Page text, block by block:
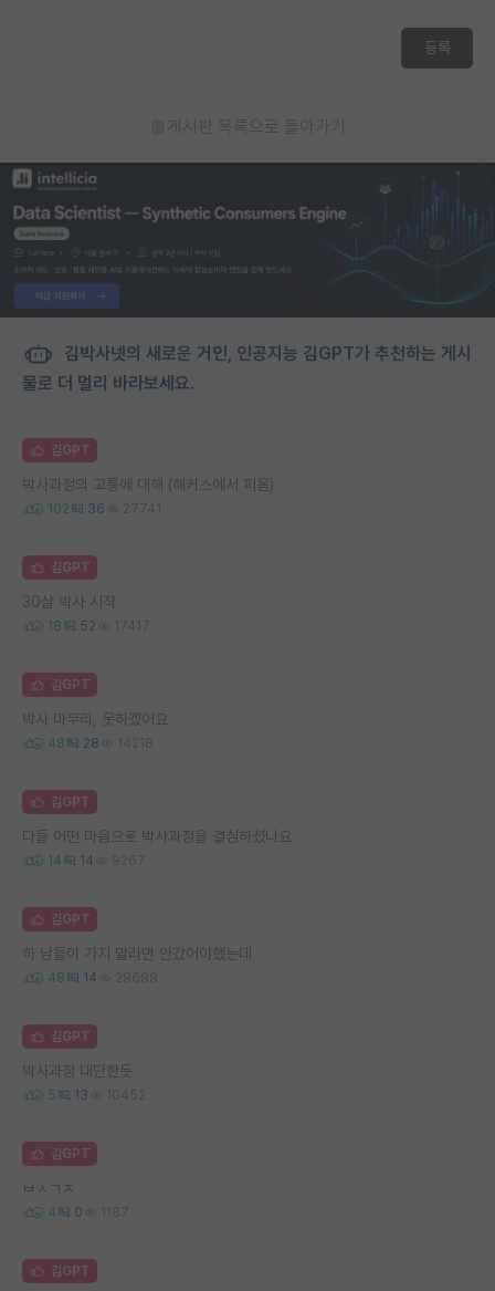
등록
게시판 목록으로 돌아가기
김박사넷의 새로운 거인, 인공지능 김GPT가 추천하는 게시
물로 더 멀리 바라보세요.
김GPT
박사과정의 고통에 대해 (해커스에서 퍼옴)
102 36 27741
김GPT
30살 박사 시작
18 52 17417
김GPT
박사 마무리, 못하겠어요
48 28 14218
김GPT
다들 어떤 마음으로 박사과정을 결심하셨나요
14 14 9267
김GPT
하 남들이 가지 말라면 안갔어야했는데
48 14 28688
김GPT
박사과정 대단한듯
5 13 10452
김GPT
ㅂㅅㄱㅈ
4 0 1187
김GPT